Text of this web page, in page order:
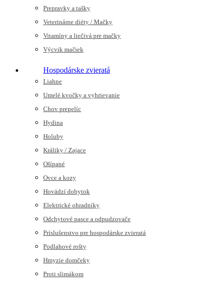
Prepravky a tašky
Veterinárne diéty / Mačky
Vitamíny a liečivá pre mačky
Výcvik mačiek
Hospodárske zvieratá
Liahne
Umelé kvočky a vyhrievanie
Chov prepelíc
Hydina
Holuby
Králiky / Zajace
Ošípané
Ovce a kozy
Hovädzí dobytok
Elektrické ohradníky
Odchytové pasce a odpudzovače
Príslušenstvo pre hospodárske zvieratá
Podlahové rošty
Hmyzie domčeky
Proti slimákom